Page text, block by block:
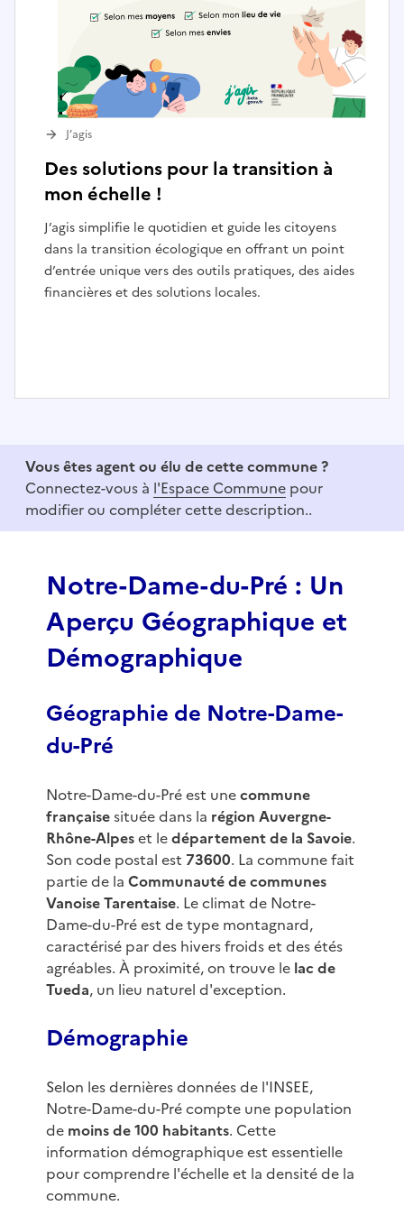
Des solutions pour la transition à
mon échelle !
J’agis simplifie le quotidien et guide les citoyens
dans la transition écologique en offrant un point
d’entrée unique vers des outils pratiques, des aides
financières et des solutions locales.
J’agis
f
Vous êtes agent ou élu de cette commune ?
Connectez-vous à l'Espace Commune pour
modifier ou compléter cette description..
Notre-Dame-du-Pré : Un
Aperçu Géographique et
Démographique
Géographie de Notre-Dame-
du-Pré
Notre-Dame-du-Pré est unecommune
françaisesituée dans la région Auvergne-
Rhône-Alpeset ledépartement de la Savoie.
Son code postal est 73600. La commune fait
partie de la Communauté de communes
Vanoise Tarentaise. Le climat de Notre-
Dame-du-Pré est de type montagnard,
caractérisé par des hivers froids et des étés
agréables. À proximité, on trouve le lac de
Tueda, un lieu naturel d'exception.
Démographie
Selon les dernières données de l'INSEE,
Notre-Dame-du-Pré compte une population
de moins de 100 habitants. Cette
information démographique est essentielle
pour comprendre l'échelle et la densité de la
commune.